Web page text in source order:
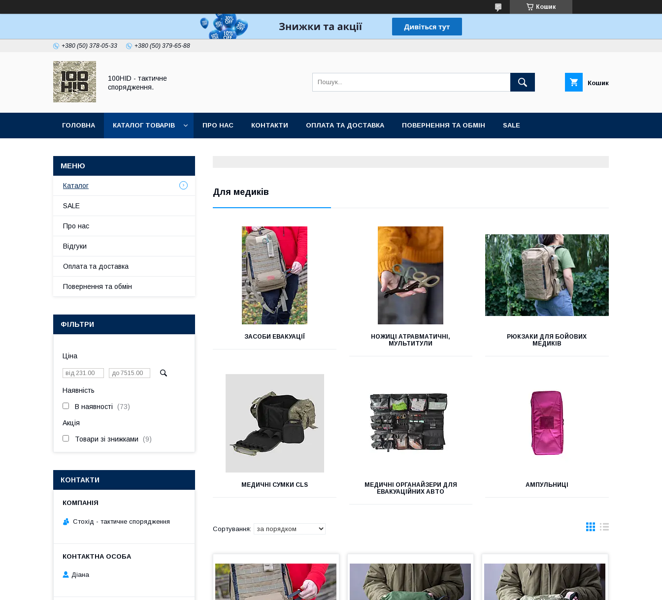
Кошик
+380 (50) 378-05-33 +380 (50) 379-65-88
100HID - тактичне
спорядження.
Кошик
ГОЛОВНА КАТАЛОГ ТОВАРІВ ПРО НАС КОНТАКТИ ОПЛАТА ТА ДОСТАВКА ПОВЕРНЕННЯ ТА ОБМІН SALE
Для медиків
ЗАСОБИ ЕВАКУАЦІЇ
НОЖИЦІ АТРАВМАТИЧНІ,
МУЛЬТИТУЛИ
РЮКЗАКИ ДЛЯ БОЙОВИХ
МЕДИКІВ
МЕДИЧНІ СУМКИ CLS
МЕДИЧНІ ОРГАНАЙЗЕРИ ДЛЯ
ЕВАКУАЦІЙНИХ АВТО
АМПУЛЬНИЦІ
Каталог
SALE
Про нас
Відгуки
Оплата та доставка
Повернення та обмін
ФІЛЬТРИ
Ціна
Наявність
В наявності 73
Акція
Товари зі знижками 9
КОНТАКТИ
Стохід - тактичне спорядження
Діана